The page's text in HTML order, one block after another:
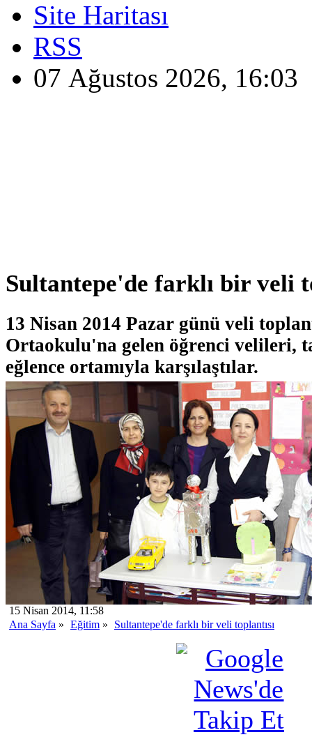
Site Haritası
RSS
07 Ağustos 2026, 16:03
Sultantepe'de farklı bir veli
13 Nisan 2014 Pazar günü veli
Ortaokulu'na gelen öğrenci velileri,
eğlence ortamıyla karşılaştılar.
15 Nisan 2014, 11:58
Ana Sayfa » Eğitim » Sultantepe'de farklı bir veli toplantısı